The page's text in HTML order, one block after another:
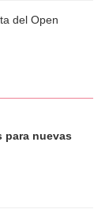
del Open
para nuevas